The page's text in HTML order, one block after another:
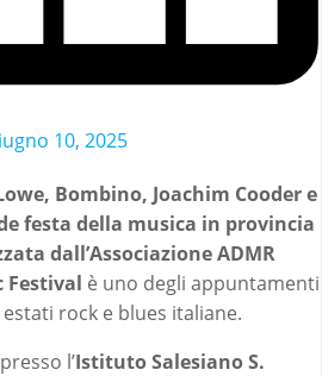
10, 2025
Bombino, Joachim Cooder e
festa della musica in provincia
dall’Associazione ADMR
Festival è uno degli appuntamenti
rock e blues italiane.
l’Istituto Salesiano S.